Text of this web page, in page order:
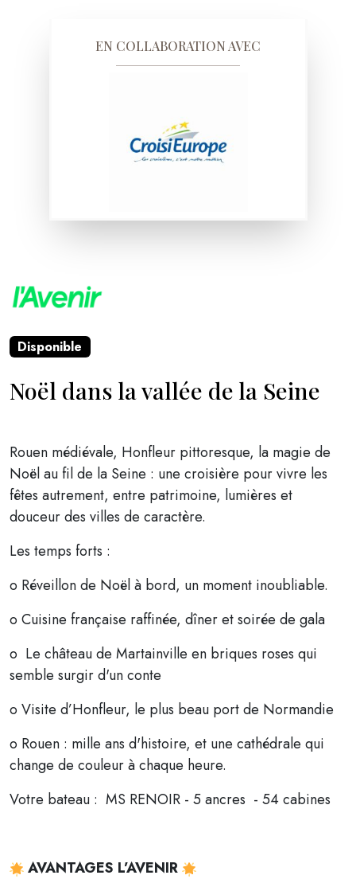
EN COLLABORATION AVEC
Disponible
Noël dans la vallée de la Seine
Rouen médiévale, Honfleur pittoresque, la magie de
Noël au fil de la Seine : une croisière pour vivre les
fêtes autrement, entre patrimoine, lumières et
douceur des villes de caractère.
Les temps forts :
o Réveillon de Noël à bord, un moment inoubliable.
o Cuisine française raffinée, dîner et soirée de gala
o Le château de Martainville en briques roses qui
semble surgir d'un conte
o Visite d’Honfleur, le plus beau port de Normandie
o Rouen : mille ans d'histoire, et une cathédrale qui
change de couleur à chaque heure.
Votre bateau : MS RENOIR - 5 ancres - 54 cabines
AVANTAGES L’AVENIR